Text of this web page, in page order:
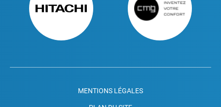
MENTIONS LÉGALES